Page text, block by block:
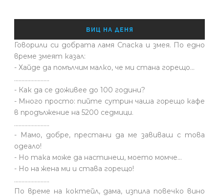
ВИЦ НА ДЕНЯ
Говорили си добрата ламя Спаска и змея. По едно
време змеят казал:
- Хайде да помълчим малко, че ми стана горещо...
........................
- Как да се доживее до 100 години?
- Много просто: пийте сутрин чаша горещо кафе
в продължение на 5200 седмици.
........................
- Мамо, добре, престани да ме завиваш с това
одеало!
- Но така може да настинеш, моето момче…
- Но на жена ми и става горещо!
........................
По време на коктейл, дама, изпила повечко вино